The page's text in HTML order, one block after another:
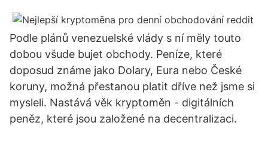
Podle plánů venezuelské vlády s ní měly touto
dobou všude bujet obchody. Peníze, které
doposud známe jako Dolary, Eura nebo České
koruny, možná přestanou platit dříve než jsme si
mysleli. Nastává věk kryptoměn - digitálních
peněz, které jsou založené na decentralizaci.